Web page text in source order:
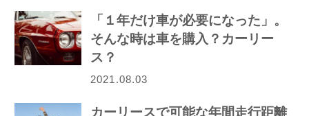
「１年だけ車が必要になった」。
そんな時は車を購入？カーリー
ス？
2021.08.03
カーリースで可能な年間走行距離